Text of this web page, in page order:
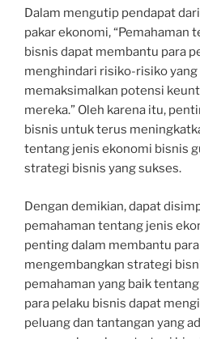
Dalam mengutip pendapat
pakar ekonomi, “Pemahaman
bisnis dapat membantu para
menghindari risiko-risiko
memaksimalkan potensi
mereka.” Oleh karena itu,
bisnis untuk terus
tentang jenis ekonomi bisnis
strategi bisnis yang sukses.
Dengan demikian, dapat
pemahaman tentang jenis
penting dalam membantu
mengembangkan strategi
pemahaman yang baik
para pelaku bisnis dapat
peluang dan tantangan yang